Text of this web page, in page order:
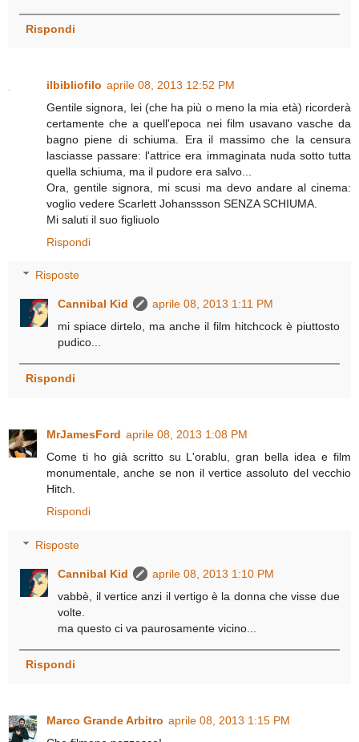
Rispondi
ilbibliofilo aprile 08, 2013 12:52 PM
Gentile signora, lei (che ha più o meno la mia età) ricorderà
certamente che a quell'epoca nei film usavano vasche da
bagno piene di schiuma. Era il massimo che la censura
lasciasse passare: l'attrice era immaginata nuda sotto tutta
quella schiuma, ma il pudore era salvo...
Ora, gentile signora, mi scusi ma devo andare al cinema:
voglio vedere Scarlett Johanssson SENZA SCHIUMA.
Mi saluti il suo figliuolo
Rispondi
Risposte
Cannibal Kid
aprile 08, 2013 1:11 PM
mi spiace dirtelo, ma anche il film hitchcock è piuttosto
pudico...
Rispondi
MrJamesFord aprile 08, 2013 1:08 PM
Come ti ho già scritto su L'orablu, gran bella idea e film
monumentale, anche se non il vertice assoluto del vecchio
Hitch.
Rispondi
Risposte
Cannibal Kid
aprile 08, 2013 1:10 PM
vabbè, il vertice anzi il vertigo è la donna che visse due
volte.
ma questo ci va paurosamente vicino...
Rispondi
Marco Grande Arbitro aprile 08, 2013 1:15 PM